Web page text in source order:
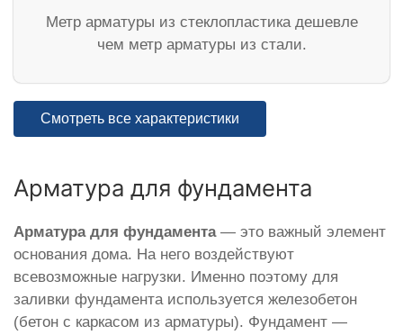
Метр арматуры из стеклопластика дешевле
чем метр арматуры из стали.
Смотреть все характеристики
Арматура для фундамента
Арматура для фундамента— это важный элемент
основания дома. На него воздействуют
всевозможные нагрузки. Именно поэтому для
заливки фундамента используется железобетон
(бетон с каркасом из арматуры). Фундамент —